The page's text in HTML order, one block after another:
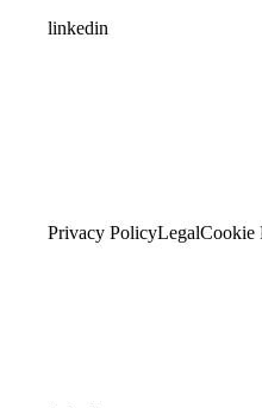
linkedin
Privacy PolicyLegalCookie